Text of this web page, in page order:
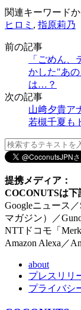
関連キーワード
ヒロミ , 指原莉乃
前の記事
「ごめん
かした"あ
は…？
次の記事
山﨑夕貴ア
若槻千夏も
提携メディア：
COCONUTSは下
Googleニュース／
マガジン）／
NTTドコモ「
Amazon Alexa／
about
プレスリリ
プライバシ